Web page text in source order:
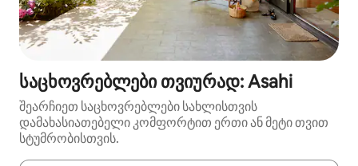
საცხოვრებლები თვიურად: Asahi
შეარჩიეთ საცხოვრებლები სახლისთვის
დამახასიათებელი კომფორტით ერთი ან მეტი თვით
სტუმრობისთვის.